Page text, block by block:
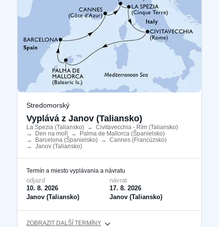
Stredomorský
Vyplává z Janov (Taliansko)
La Spezia (Taliansko) → Civitavecchia - Rím (Taliansko)
→ Den na moři → Palma de Mallorca (Španielsko)
→ Barcelona ​​(Španielsko) → Cannes (Francúzsko)
→ Janov (Taliansko)
Termín a miesto vyplávania a návratu
odjazd
10. 8. 2026
Janov (Taliansko)
návrat
17. 8. 2026
Janov (Taliansko)
ZOBRAZIT DALŠÍ TERMÍNY